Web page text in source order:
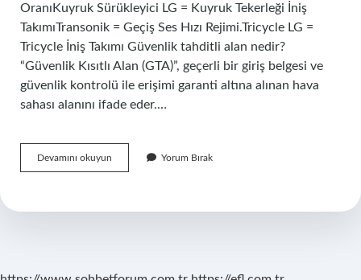
OranıKuyruk Sürükleyici LG = Kuyruk Tekerleği İniş
TakımıTransonik = Geçiş Ses Hızı ​​​​Rejimi.Tricycle LG =
Tricycle İniş Takımı Güvenlik tahditli alan nedir?
“Güvenlik Kısıtlı Alan (GTA)”, geçerli bir giriş belgesi ve
güvenlik kontrolü ile erişimi garanti altına alınan hava
sahası alanını ifade eder.…
Devamını okuyun
Alan
Yorum Bırak